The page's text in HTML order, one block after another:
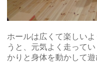
ホールは広くて楽しい
うと、元気よく走って
かりと身体を動かして遊